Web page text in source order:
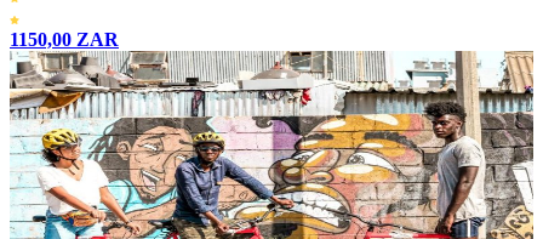
1150,00 ZAR